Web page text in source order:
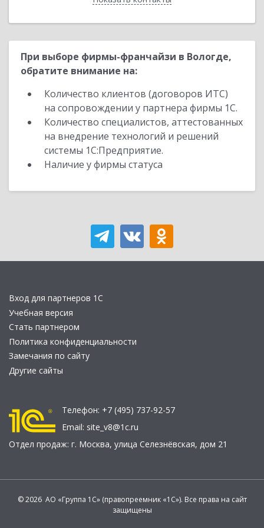
При выборе фирмы-франчайзи в Вологде,
обратите внимание на:
Количество клиентов (договоров ИТС)
на сопровождении у партнера фирмы 1С.
Количество специалистов, аттестованных
на внедрение технологий и решений
системы 1С:Предприятие.
Наличие у фирмы статуса
Вход для партнеров 1С
Учебная версия
Стать партнером
Политика конфиденциальности
Замечания по сайту
Другие сайты
Телефон: +7 (495) 737-92-57
Email: site_v8@1c.ru
Отдел продаж: г. Москва, улица Селезнёвская, дом 21
© 2026 АО «Группа 1С» (правопреемник «1С»). Все права на сайт
защищены